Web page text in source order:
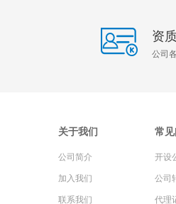
资
公司
关于我们
公司简介
加入我们
联系我们
常
开设
公司
代理